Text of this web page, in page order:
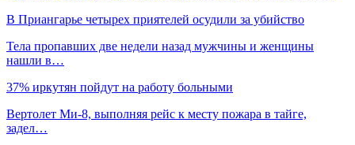
В Приангарье четырех приятелей осудили за убийство
Тела пропавших две недели назад мужчины и женщины
нашли в…
37% иркутян пойдут на работу больными
Вертолет Ми-8, выполняя рейс к месту пожара в тайге,
задел…